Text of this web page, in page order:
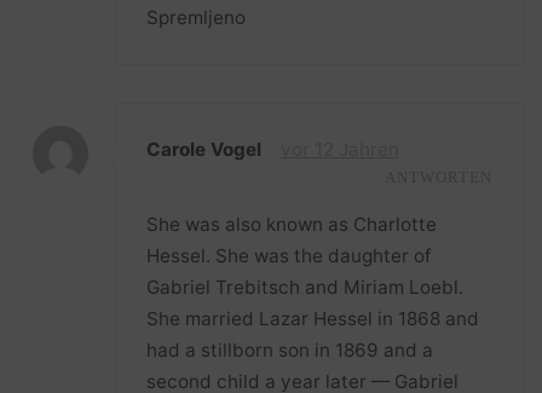
Spremljeno
Carole Vogel
She was also known as Charlotte
Hessel. She was the daughter of
Gabriel Trebitsch and Miriam Loebl.
She married Lazar Hessel in 1868 and
had a stillborn son in 1869 and a
second child a year later — Gabriel